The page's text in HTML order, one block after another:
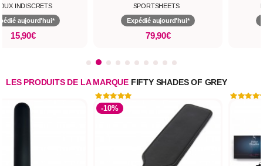
INDISCRETS
aujourd'hui*
15,90€
SPORTSHEETS
Expédié aujourd'hui*
79,90€
LES PRODUITS DE LA MARQUE FIFTY SHADES OF GREY
-10%